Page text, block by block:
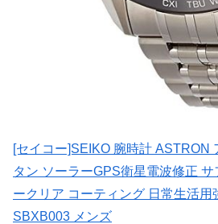
[セイコー]SEIKO 腕時計 ASTRON
タン ソーラーGPS衛星電波修正
ークリア コーティング 日常生活用
SBXB003 メンズ